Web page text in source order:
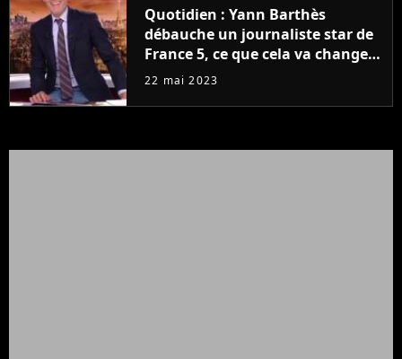
Quotidien : Yann Barthès
débauche un journaliste star de
France 5, ce que cela va changer
à la rentrée
22 mai 2023